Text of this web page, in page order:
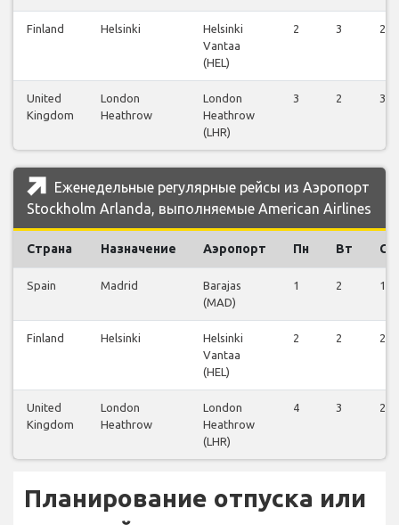
Finland Helsinki
Helsinki
Vantaa
(HEL)
2 3 2
United
Kingdom
London
Heathrow
London
Heathrow
(LHR)
3 2 3
Еженедельные регулярные рейсы из Аэропорт
Stockholm Arlanda, выполняемые American Airlines
Страна Назначение Аэропорт Пн Вт Ср
Spain Madrid
Barajas
(MAD)
1 2 1
Finland Helsinki
Helsinki
Vantaa
(HEL)
2 2 2
United
Kingdom
London
Heathrow
London
Heathrow
(LHR)
4 3 2
Планирование отпуска или